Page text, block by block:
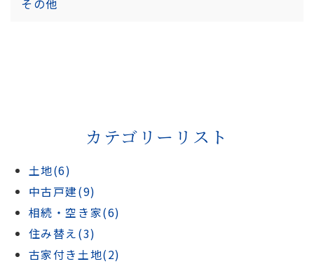
その他
カテゴリーリスト
土地(6)
中古戸建(9)
相続・空き家(6)
住み替え(3)
古家付き土地(2)